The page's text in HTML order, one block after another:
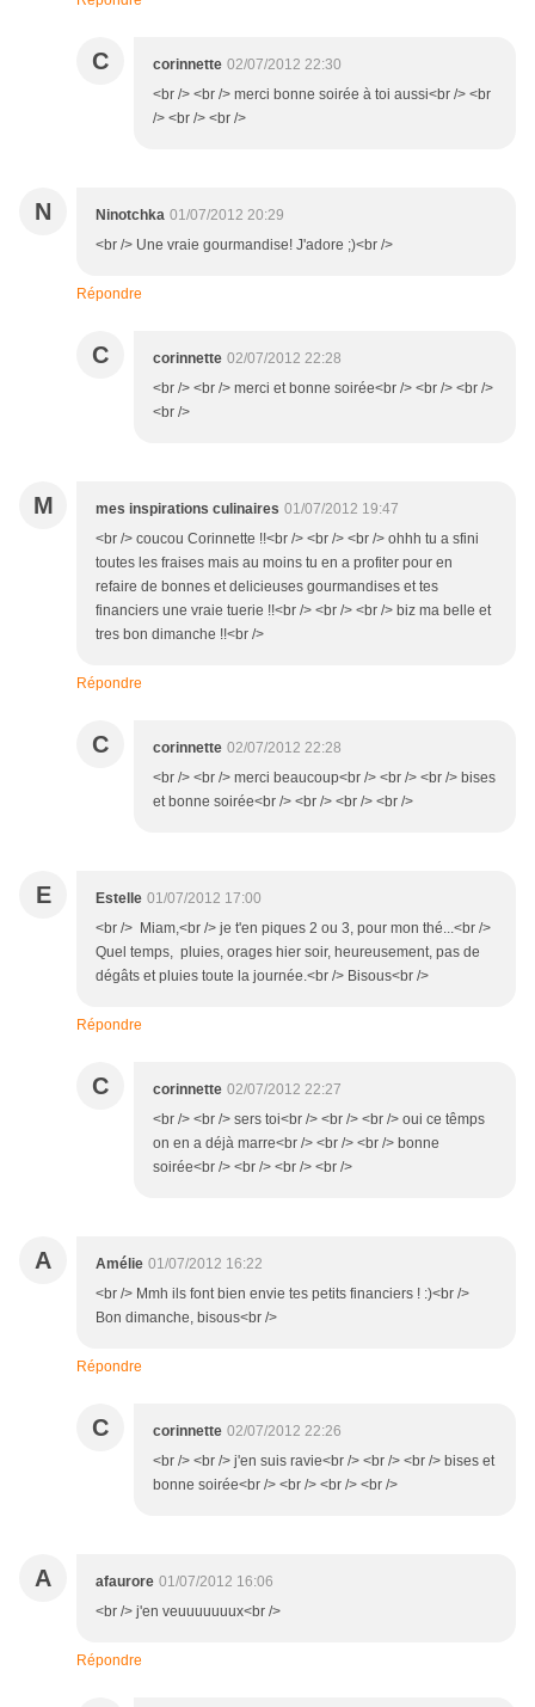
C corinnette 02/07/2012 22:30
<br /> <br /> merci bonne soirée à toi aussi<br /> <br
/> <br /> <br />
N Ninotchka 01/07/2012 20:29
<br /> Une vraie gourmandise! J'adore ;)<br />
Répondre
C corinnette 02/07/2012 22:28
<br /> <br /> merci et bonne soirée<br /> <br /> <br />
<br />
M mes inspirations culinaires 01/07/2012 19:47
<br /> coucou Corinnette !!<br /> <br /> <br /> ohhh tu a sfini
toutes les fraises mais au moins tu en a profiter pour en
refaire de bonnes et delicieuses gourmandises et tes
financiers une vraie tuerie !!<br /> <br /> <br /> biz ma belle et
tres bon dimanche !!<br />
Répondre
C corinnette 02/07/2012 22:28
<br /> <br /> merci beaucoup<br /> <br /> <br /> bises
et bonne soirée<br /> <br /> <br /> <br />
E Estelle 01/07/2012 17:00
<br /> Miam,<br /> je t'en piques 2 ou 3, pour mon thé...<br />
Quel temps, pluies, orages hier soir, heureusement, pas de
dégâts et pluies toute la journée.<br /> Bisous<br />
Répondre
C corinnette 02/07/2012 22:27
<br /> <br /> sers toi<br /> <br /> <br /> oui ce têmps
on en a déjà marre<br /> <br /> <br /> bonne
soirée<br /> <br /> <br /> <br />
A Amélie 01/07/2012 16:22
<br /> Mmh ils font bien envie tes petits financiers ! :)<br />
Bon dimanche, bisous<br />
Répondre
C corinnette 02/07/2012 22:26
<br /> <br /> j'en suis ravie<br /> <br /> <br /> bises et
bonne soirée<br /> <br /> <br /> <br />
A afaurore 01/07/2012 16:06
<br /> j'en veuuuuuuux<br />
Répondre